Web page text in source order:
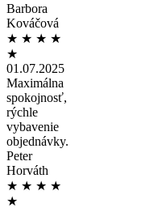
Barbora
Kováčová
★ ★ ★ ★
★
01.07.2025
Maximálna
spokojnosť,
rýchle
vybavenie
objednávky.
Peter
Horváth
★ ★ ★ ★
★